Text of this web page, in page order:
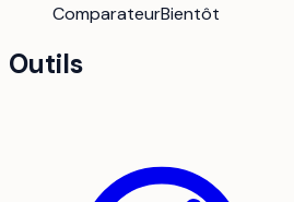
ComparateurBientôt
Outils